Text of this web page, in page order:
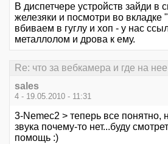
В диспетчере устройств зайди в
железяки и посмотри во
вбиваем в гуглу и хоп - у нас
металлолом и дрова к ему.
Re: что за вебкамера и где на
sales
4 - 19.05.2010 - 11:31
3-Nemec2 > теперь все понятно,
звука почему-то нет...буду
помощь :)